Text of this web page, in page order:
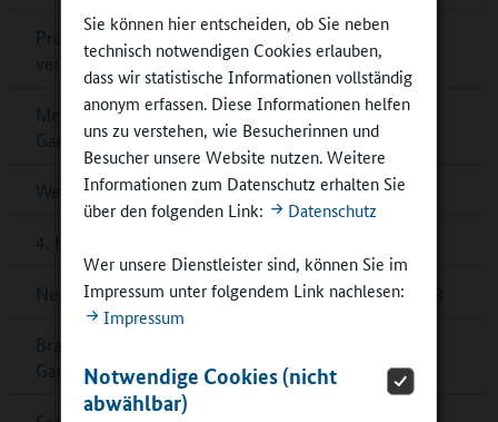
Sie können hier entscheiden, ob Sie neben
technisch notwendigen Cookies erlauben,
dass wir statistische Informationen vollständig
anonym erfassen. Diese Informationen helfen
uns zu verstehen, wie Besucherinnen und
Besucher unsere Website nutzen. Weitere
Informationen zum Datenschutz erhalten Sie
über den folgenden Link:
Datenschutz
Wer unsere Dienstleister sind, können Sie im
Impressum unter folgendem Link nachlesen:
Impressum
Notwendige Cookies (nicht
abwählbar)
Programm „Kulturschule Baden-Württemberg“
verlängert
Mecklenburg-Vorpommern: Investitionsprogramm
Ganztagsausbau
Wettbewerb „Echt kuh-l!“ 2024 – jetzt bewerben!
4. März 2024: EU-Projekttag an Schulen
Neue KMK-Statistik für Ganztagsschulen 2022/2023
Brandenburg: Förderprogramm zum Ausbau der
Ganztagsbetreuung